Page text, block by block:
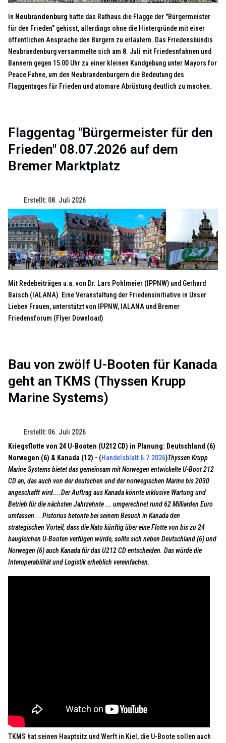
In Neubrandenburg hatte das Rathaus die Flagge der "Bürgermeister
für den Frieden" gehisst, allerdings ohne die Hintergründe mit einer
öffentlichen Ansprache den Bürgern zu erläutern. Das Friedensbündis
Neubrandenburg versammelte sich am 8. Juli mit Friedesnfahnen und
Bannern gegen 15:00 Uhr zu einer kleinen Kundgebung unter Mayors for
Peace Fahne, um den Neubrandenburgern die Bedeutung des
Flaggentages für Frieden und atomare Abrüstung deutlich zu machen.
Flaggentag "Bürgermeister für den
Frieden" 08.07.2026 auf dem
Bremer Marktplatz
Erstellt: 08. Juli 2026
Mit Redebeiträgen u.a. von Dr. Lars Pohlmeier (IPPNW) und Gerhard
Baisch (IALANA). Eine Veranstaltung der Friedensinitiative in Unser
Lieben Frauen, unterstützt von IPPNW, IALANA und Bremer
Friedensforum (Flyer Download)
Bau von zwölf U-Booten für Kanada
geht an TKMS (Thyssen Krupp
Marine Systems)
Erstellt: 06. Juli 2026
Kriegsflotte von 24 U-Booten (U212 CD) in Planung: Deutschland (6)
Norwegen (6) & Kanada (12) - (Handelsblatt 6.7.2026)Thyssen Krupp
Marine Systems bietet das gemeinsam mit Norwegen entwickelte U-Boot 212
CD an, das auch von der deutschen und der norwegischen Marine bis 2030
angeschafft wird....Der Auftrag aus Kanada könnte inklusive Wartung und
Betrieb für die nächsten Jahrzehnte ... umgerechnet rund 62 Milliarden Euro
umfassen....Pistorius betonte bei seinem Besuch in Kanada den
strategischen Vorteil, dass die Nato künftig über eine Flotte von bis zu 24
baugleichen U-Booten verfügen würde, sollte sich neben Deutschland (6) und
Norwegen (6) auch Kanada für das U212 CD entscheiden. Das würde die
Interoperabilität und Logistik erheblich vereinfachen.
TKMS hat seinen Hauptsitz und Werft in Kiel, die U-Boote sollen auch